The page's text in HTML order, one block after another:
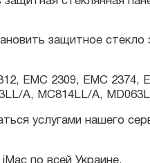
A, MC814LL/A, MD063LL/A